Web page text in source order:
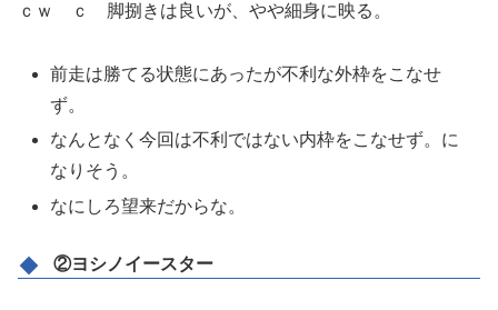
ｃｗ ｃ 脚捌きは良いが、やや細身に映る。
前走は勝てる状態にあったが不利な外枠をこなせ
ず。
なんとなく今回は不利ではない内枠をこなせず。に
なりそう。
なにしろ望来だからな。
②ヨシノイースター